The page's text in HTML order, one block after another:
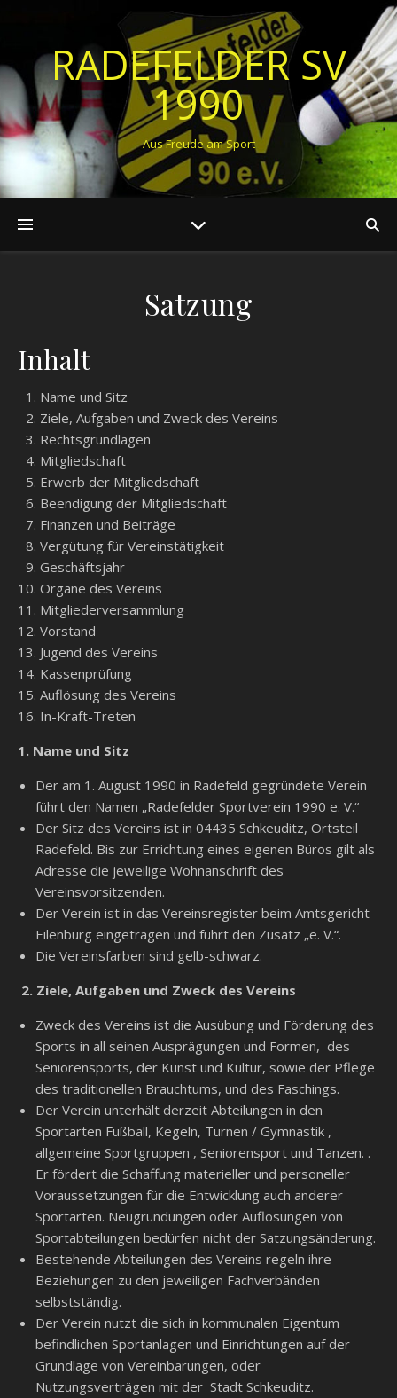
RADEFELDER SV
1990
Aus Freude am Sport
Satzung
Inhalt
Name und Sitz
Ziele, Aufgaben und Zweck des Vereins
Rechtsgrundlagen
Mitgliedschaft
Erwerb der Mitgliedschaft
Beendigung der Mitgliedschaft
Finanzen und Beiträge
Vergütung für Vereinstätigkeit
Geschäftsjahr
Organe des Vereins
Mitgliederversammlung
Vorstand
Jugend des Vereins
Kassenprüfung
Auflösung des Vereins
In-Kraft-Treten
1. Name und Sitz
Der am 1. August 1990 in Radefeld gegründete Verein
führt den Namen „Radefelder Sportverein 1990 e. V.“
Der Sitz des Vereins ist in 04435 Schkeuditz, Ortsteil
Radefeld. Bis zur Errichtung eines eigenen Büros gilt als
Adresse die jeweilige Wohnanschrift des
Vereinsvorsitzenden.
Der Verein ist in das Vereinsregister beim Amtsgericht
Eilenburg eingetragen und führt den Zusatz „e. V.“.
Die Vereinsfarben sind gelb-schwarz.
2. Ziele, Aufgaben und Zweck des Vereins
Zweck des Vereins ist die Ausübung und Förderung des
Sports in all seinen Ausprägungen und Formen, des
Seniorensports, der Kunst und Kultur, sowie der Pflege
des traditionellen Brauchtums, und des Faschings.
Der Verein unterhält derzeit Abteilungen in den
Sportarten Fußball, Kegeln, Turnen / Gymnastik ,
allgemeine Sportgruppen , Seniorensport und Tanzen. .
Er fördert die Schaffung materieller und personeller
Voraussetzungen für die Entwicklung auch anderer
Sportarten. Neugründungen oder Auflösungen von
Sportabteilungen bedürfen nicht der Satzungsänderung.
Bestehende Abteilungen des Vereins regeln ihre
Beziehungen zu den jeweiligen Fachverbänden
selbstständig.
Der Verein nutzt die sich in kommunalen Eigentum
befindlichen Sportanlagen und Einrichtungen auf der
Grundlage von Vereinbarungen, oder
Nutzungsverträgen mit der Stadt Schkeuditz.